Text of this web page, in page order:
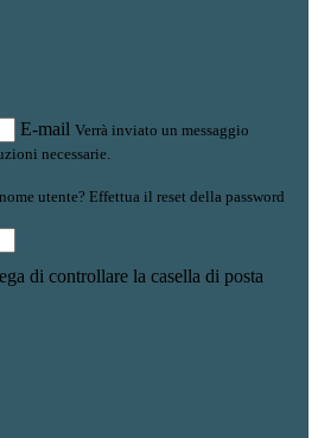
E-mail Verrà inviato un messaggio
necessarie.
utente? Effettua il reset della password
di controllare la casella di posta